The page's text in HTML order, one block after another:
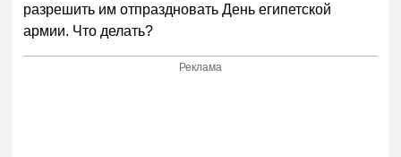
разрешить им отпраздновать День египетской
армии. Что делать?
Реклама